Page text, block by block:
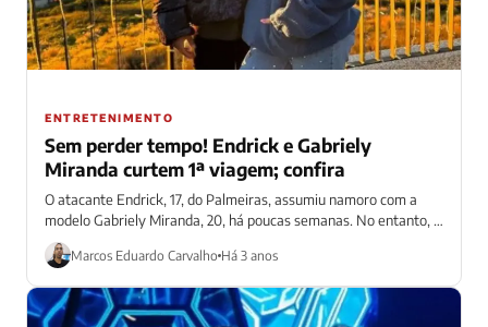
ENTRETENIMENTO
Sem perder tempo! Endrick e Gabriely
Miranda curtem 1ª viagem; confira
O atacante Endrick, 17, do Palmeiras, assumiu namoro com a
modelo Gabriely Miranda, 20, há poucas semanas. No entanto, o
casal não...
Marcos Eduardo Carvalho Há 3 anos